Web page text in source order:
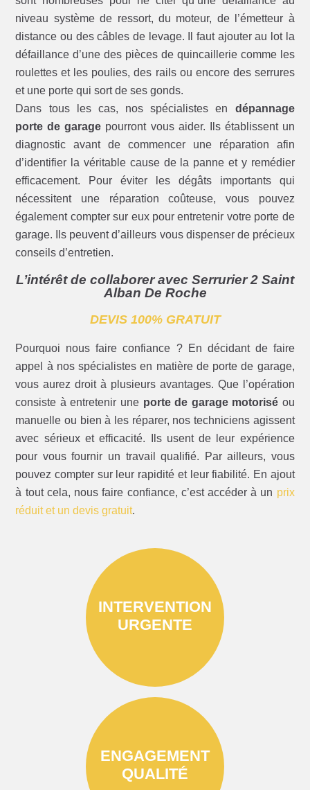
niveau système de ressort, du moteur, de l’émetteur à
distance ou des câbles de levage. Il faut ajouter au lot la
défaillance d’une des pièces de quincaillerie comme les
roulettes et les poulies, des rails ou encore des serrures
et une porte qui sort de ses gonds.
Dans tous les cas, nos spécialistes en dépannage
porte de garage pourront vous aider. Ils établissent un
diagnostic avant de commencer une réparation afin
d’identifier la véritable cause de la panne et y remédier
efficacement. Pour éviter les dégâts importants qui
nécessitent une réparation coûteuse, vous pouvez
également compter sur eux pour entretenir votre porte de
garage. Ils peuvent d’ailleurs vous dispenser de précieux
conseils d’entretien.
L’intérêt de collaborer avec Serrurier 2 Saint
Alban De Roche
DEVIS 100% GRATUIT
Pourquoi nous faire confiance ? En décidant de faire
appel à nos spécialistes en matière de porte de garage,
vous aurez droit à plusieurs avantages. Que l’opération
consiste à entretenir une porte de garage motorisé ou
manuelle ou bien à les réparer, nos techniciens agissent
avec sérieux et efficacité. Ils usent de leur expérience
pour vous fournir un travail qualifié. Par ailleurs, vous
pouvez compter sur leur rapidité et leur fiabilité. En ajout
à tout cela, nous faire confiance, c’est accéder à un prix
réduit et un devis gratuit.
INTERVENTION
URGENTE
ENGAGEMENT
QUALITÉ